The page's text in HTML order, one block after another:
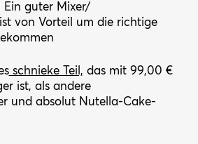
Ein guter Mixer/
von Vorteil um die richtige
schnieke Teil, das mit 99,00 €
ist, als andere
und absolut Nutella-Cake-